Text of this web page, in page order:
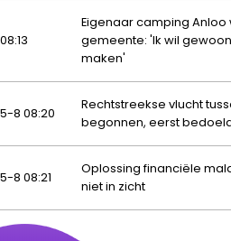
08:13
Eigenaar camping
gemeente: 'Ik wil
maken'
5-8 08:20
Rechtstreekse vlucht
begonnen, eerst
5-8 08:21
Oplossing financiële
niet in zicht